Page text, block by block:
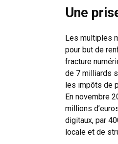
Une
Les multiples
pour but de
fracture
de 7 milliards
les impôts de
En novembre
millions
digitaux, par
locale et de